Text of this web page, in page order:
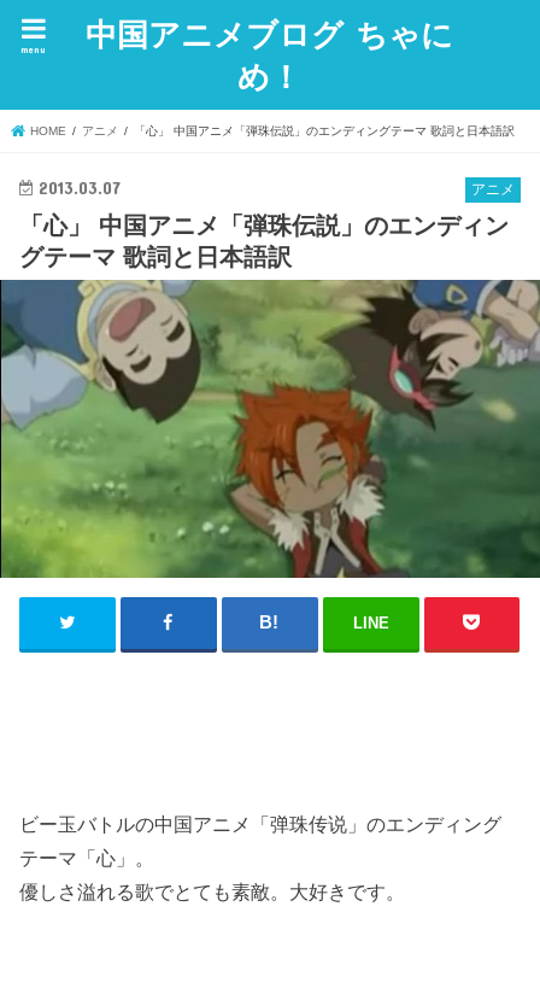
中国アニメブログ ちゃに
め！
menu
HOME アニメ 「心」 中国アニメ「弾珠伝説」のエンディングテーマ 歌詞と日本語訳
アニメ
2013.03.07
「心」 中国アニメ「弾珠伝説」のエンディン
グテーマ 歌詞と日本語訳
LINE
ビー玉バトルの中国アニメ「弹珠传说」のエンディング
テーマ「心」。
優しさ溢れる歌でとても素敵。大好きです。